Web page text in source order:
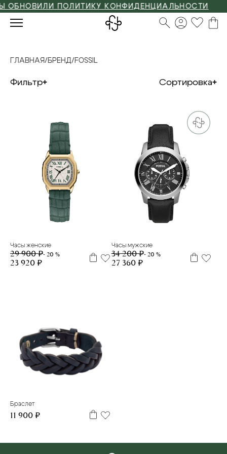
ПОЛИТИКУ КОНФИДЕНЦИАЛЬНОСТИ
ГЛАВНАЯ/ БРЕНД/ FOSSIL
Фильтр Сортировка
Часы женские
29 900 ₽- 20 %
23 920 ₽
Часы мужские
34 200 ₽- 20 %
27 360 ₽
Браслет
11 900 ₽